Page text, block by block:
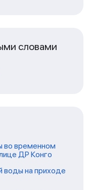
словами
во временном
ДР Конго
воды на приходе